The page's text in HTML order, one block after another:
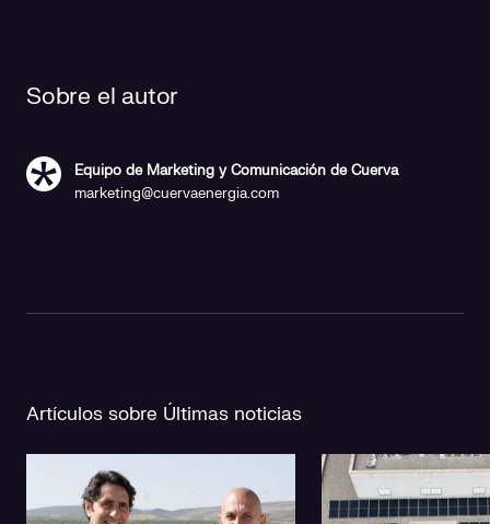
Sobre el autor
Equipo de Marketing y Comunicación de Cuerva
marketing@cuervaenergia.com
Artículos sobre Últimas noticias